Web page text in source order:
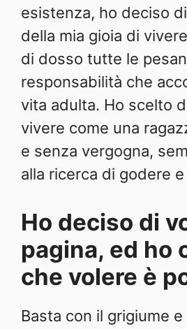
esistenza, ho deciso
della mia gioia di
di dosso tutte le
responsabilità che
vita adulta. Ho scelto
vivere come una
e senza vergogna,
alla ricerca di godere
Ho deciso di
pagina, ed ho
che volere è
Basta con il grigiume e